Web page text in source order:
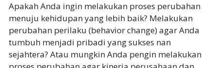
Apakah Anda ingin melakukan proses perubahan
menuju kehidupan yang lebih baik? Melakukan
perubahan perilaku (behavior change) agar Anda
tumbuh menjadi pribadi yang sukses nan
sejahtera? Atau mungkin Anda pengin melakukan